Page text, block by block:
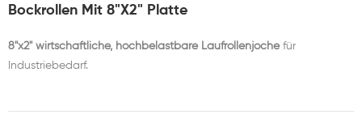
Bockrollen Mit 8"x2" Platte
8"x2" wirtschaftliche, hochbelastbare Laufrollenjochefür
Industriebedarf.